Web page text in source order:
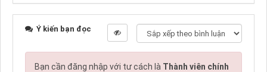
Ý kiến bạn đọc
Bạn cần đăng nhập với tư cách là Thành viên chính